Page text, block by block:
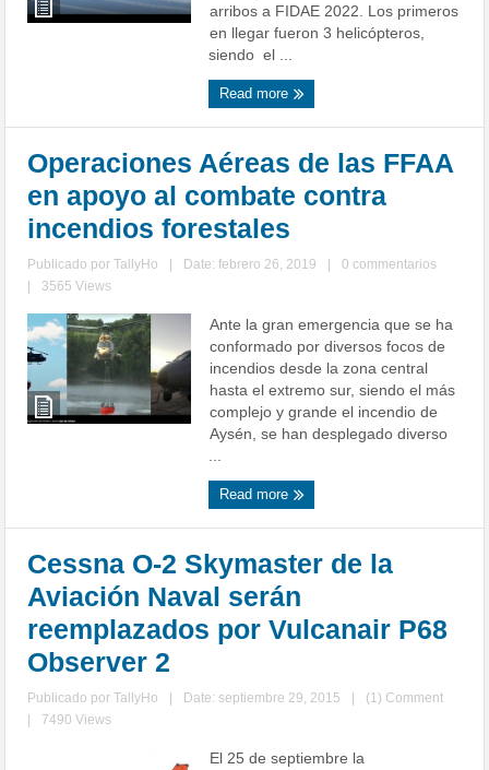
arribos a FIDAE 2022. Los primeros
en llegar fueron 3 helicópteros,
siendo el ...
Read more
Operaciones Aéreas de las FFAA
en apoyo al combate contra
incendios forestales
Publicado porTallyHo Date: febrero 26, 2019
0 commentarios
3565 Views
Ante la gran emergencia que se ha
conformado por diversos focos de
incendios desde la zona central
hasta el extremo sur, siendo el más
complejo y grande el incendio de
Aysén, se han desplegado diverso
...
Read more
Cessna O-2 Skymaster de la
Aviación Naval serán
reemplazados por Vulcanair P68
Observer 2
Publicado porTallyHo Date: septiembre 29, 2015
(1) Comment
7490 Views
El 25 de septiembre la